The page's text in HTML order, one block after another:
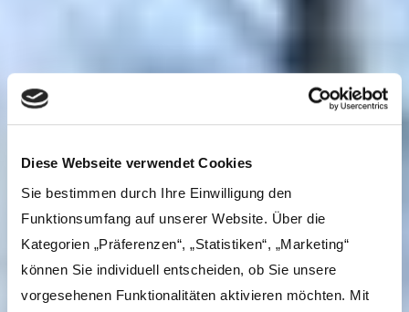
Diese Webseite verwendet Cookies
Sie bestimmen durch Ihre Einwilligung den
Funktionsumfang auf unserer Website. Über die
Kategorien „Präferenzen“, „Statistiken“, „Marketing“
können Sie individuell entscheiden, ob Sie unsere
vorgesehenen Funktionalitäten aktivieren möchten. Mit